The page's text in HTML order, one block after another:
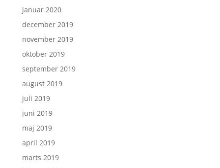
januar 2020
december 2019
november 2019
oktober 2019
september 2019
august 2019
juli 2019
juni 2019
maj 2019
april 2019
marts 2019